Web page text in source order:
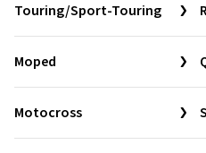
Touring/Sport-Touring
Moped
Motocross